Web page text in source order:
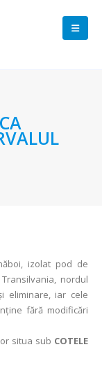
izolat pod de
nordul
eliminare, iar cele
fără modificări
situa sub COTELE